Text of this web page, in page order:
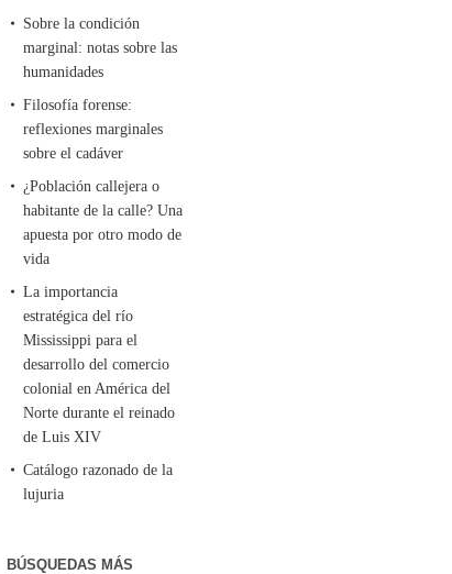
Sobre la condición
marginal: notas sobre las
humanidades
Filosofía forense:
reflexiones marginales
sobre el cadáver
¿Población callejera o
habitante de la calle? Una
apuesta por otro modo de
vida
La importancia
estratégica del río
Mississippi para el
desarrollo del comercio
colonial en América del
Norte durante el reinado
de Luis XIV
Catálogo razonado de la
lujuria
BÚSQUEDAS MÁS